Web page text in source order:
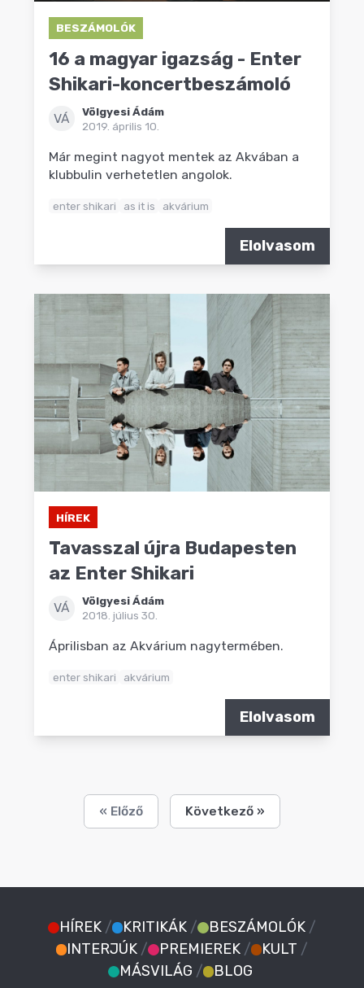
BESZÁMOLÓK
16 a magyar igazság - Enter
Shikari-koncertbeszámoló
VÁ
Völgyesi Ádám
2019. április 10.
Már megint nagyot mentek az Akvában a
klubbulin verhetetlen angolok.
enter shikari as it is akvárium
Elolvasom
HÍREK
Tavasszal újra Budapesten
az Enter Shikari
VÁ
Völgyesi Ádám
2018. július 30.
Áprilisban az Akvárium nagytermében.
enter shikari akvárium
Elolvasom
« Előző Következő »
HÍREK / KRITIKÁK / BESZÁMOLÓK /
INTERJÚK / PREMIEREK / KULT /
MÁSVILÁG / BLOG